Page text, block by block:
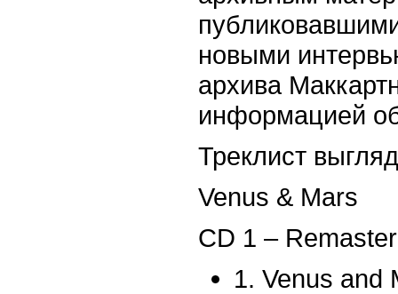
новыми
архива
информацией
Треклист
Venus & Mars
CD 1 –
1. Venus and